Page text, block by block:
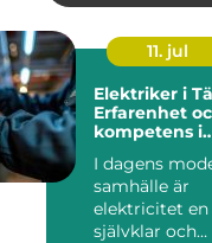
saltstän...
11. jul
Elektriker i
Erfarenhet
kompetens i
I dagens
samhälle är
elektricitet en
självklar och